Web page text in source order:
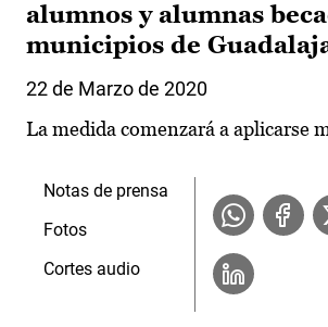
alumnos y alumnas
municipios de
22 de Marzo de 2020
La medida comenzará a aplicarse
Notas de prensa
Fotos
Cortes audio